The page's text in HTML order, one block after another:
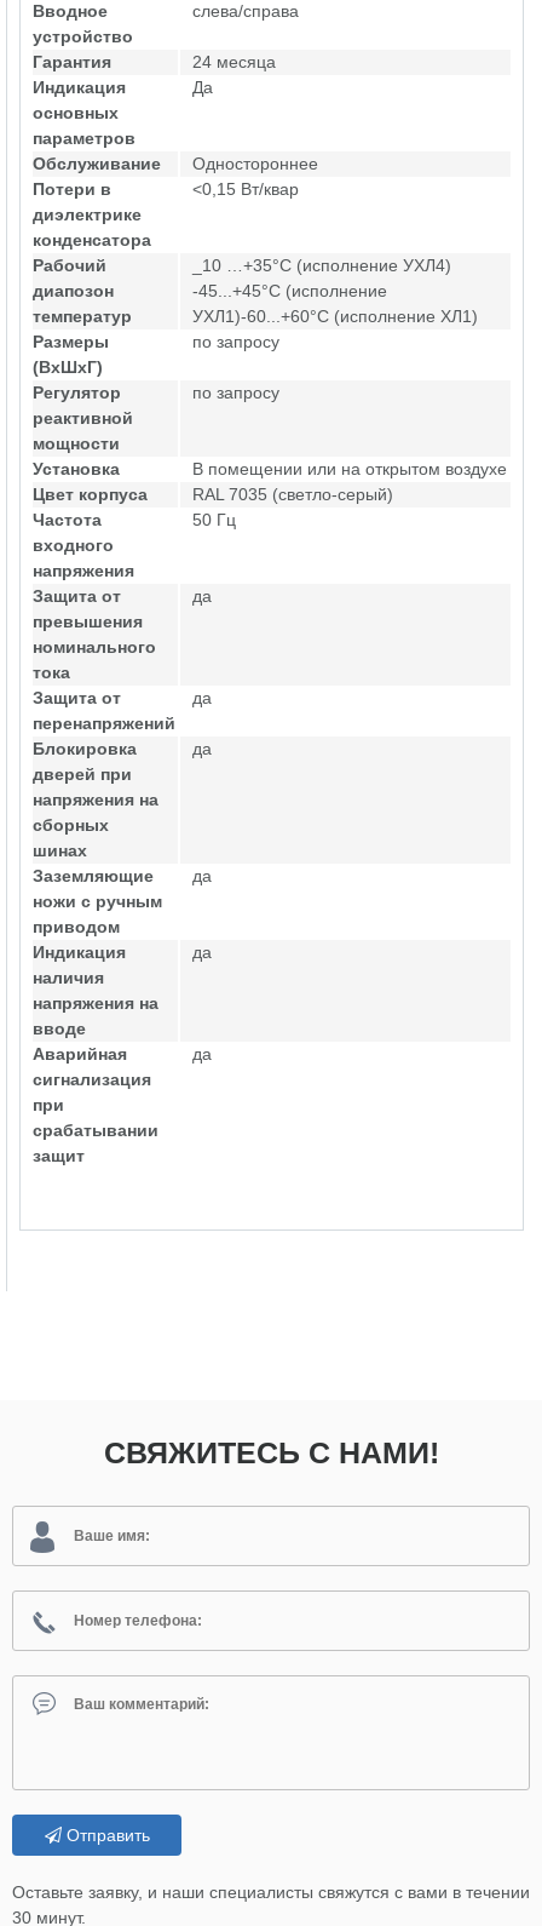
Вводное
устройство
слева/справа
Гарантия
24 месяца
Индикация
основных
параметров
Да
Обслуживание
Одностороннее
Потери в
диэлектрике
конденсатора
<0,15 Вт/квар
Рабочий
диапозон
температур
_10 …+35°С (исполнение УХЛ4)
-45...+45°С (исполнение
УХЛ1)-60...+60°С (исполнение ХЛ1)
Размеры
(ВхШхГ)
по запросу
Регулятор
реактивной
мощности
по запросу
Установка
В помещении или на открытом воздухе
Цвет корпуса
RAL 7035 (светло-серый)
Частота
входного
напряжения
50 Гц
Защита от
превышения
номинального
тока
да
Защита от
перенапряжений
да
Блокировка
дверей при
напряжения на
сборных
шинах
да
Заземляющие
ножи с ручным
приводом
да
Индикация
наличия
напряжения на
вводе
да
Аварийная
сигнализация
при
срабатывании
защит
да
СВЯЖИТЕСЬ С НАМИ!
Отправить
Оставьте заявку, и наши специалисты свяжутся с вами в течении
30 минут.